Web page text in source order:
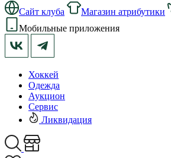
Сайт клуба Магазин атрибутики
Мобильные приложения
Хоккей
Одежда
Аукцион
Сервис
Ликвидация